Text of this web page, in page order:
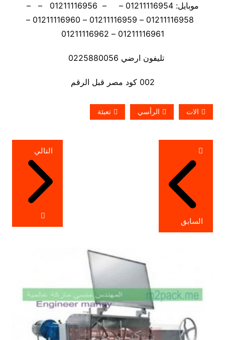
موبايل: 01211116954 – – 01211116956 – –
01211116958 – 01211116959 – 01211116960 –
01211116961 – 01211116962
تليفون ارضي 0225880056
002 كود مصر قبل الرقم
الات الرأسي تعبئة
تصفّح
المقالات
السابق
التالي